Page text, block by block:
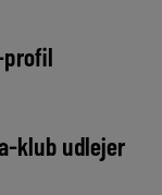
profil
klub udlejer